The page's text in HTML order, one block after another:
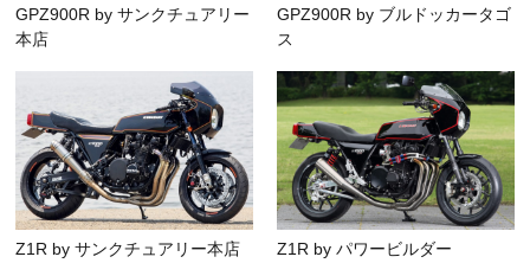
GPZ900R by サンクチュアリー
本店
GPZ900R by ブルドッカータゴ
ス
Z1R by サンクチュアリー本店 Z1R by パワービルダー